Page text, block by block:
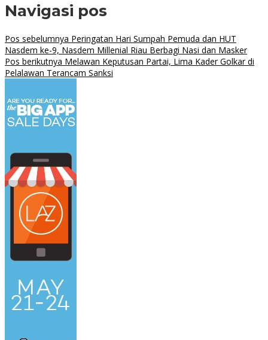
Navigasi pos
Pos sebelumnya Peringatan Hari Sumpah Pemuda dan HUT
Nasdem ke-9, Nasdem Millenial Riau Berbagi Nasi dan Masker
Pos berikutnya Melawan Keputusan Partai, Lima Kader Golkar di
Pelalawan Terancam Sanksi